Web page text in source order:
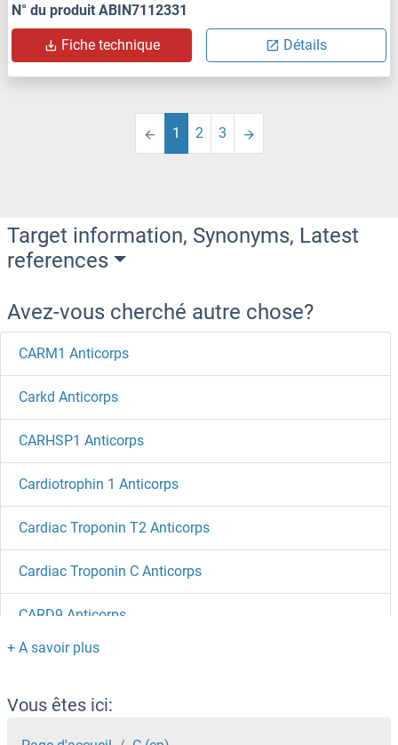
N° du produit ABIN7112331
Fiche technique Détails
1 2 3
Target information, Synonyms, Latest
references
Avez-vous cherché autre chose?
CARM1 Anticorps
Carkd Anticorps
CARHSP1 Anticorps
Cardiotrophin 1 Anticorps
Cardiac Troponin T2 Anticorps
Cardiac Troponin C Anticorps
CARD9 Anticorps
CARD8 Anticorps
CARD6 Anticorps
Vous êtes ici: